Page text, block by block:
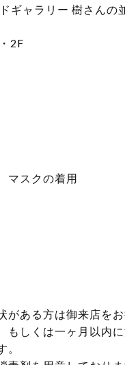
ギャラリー 樹さんの
2F
マスクの着用
ある方は御来店を
もしくは一ヶ月以内